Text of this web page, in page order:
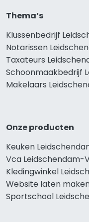
Thema’s
Klussenbedrijf
Notarissen
Taxateurs
Schoonmaakbedrijf
Makelaars
Onze producten
Keuken
Vca Leidschendam-
Kledingwinkel
Website laten
Sportschool